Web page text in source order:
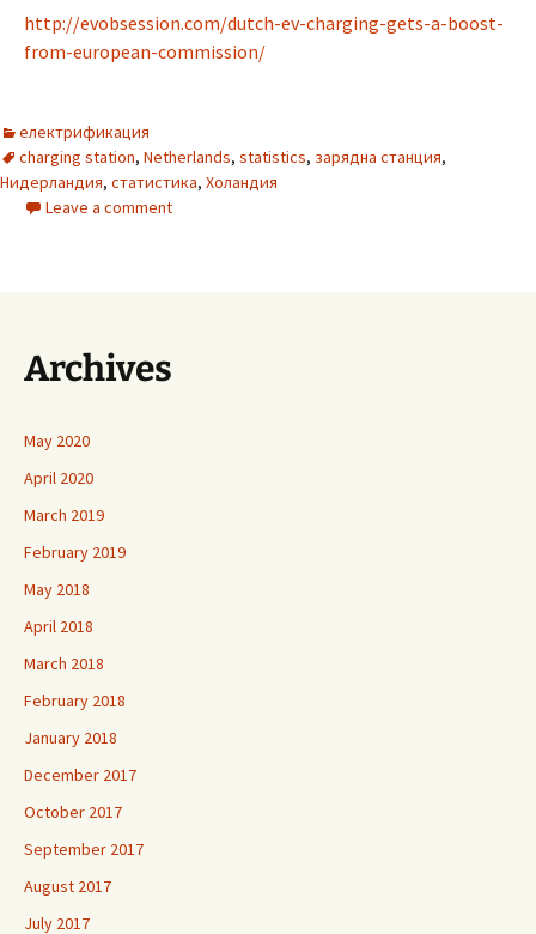
http://evobsession.com/dutch-ev-charging-gets-a-boost-
from-european-commission/
електрификация
charging station, Netherlands, statistics, зарядна станция,
Нидерландия, статистика, Холандия
Leave a comment
Archives
May 2020
April 2020
March 2019
February 2019
May 2018
April 2018
March 2018
February 2018
January 2018
December 2017
October 2017
September 2017
August 2017
July 2017